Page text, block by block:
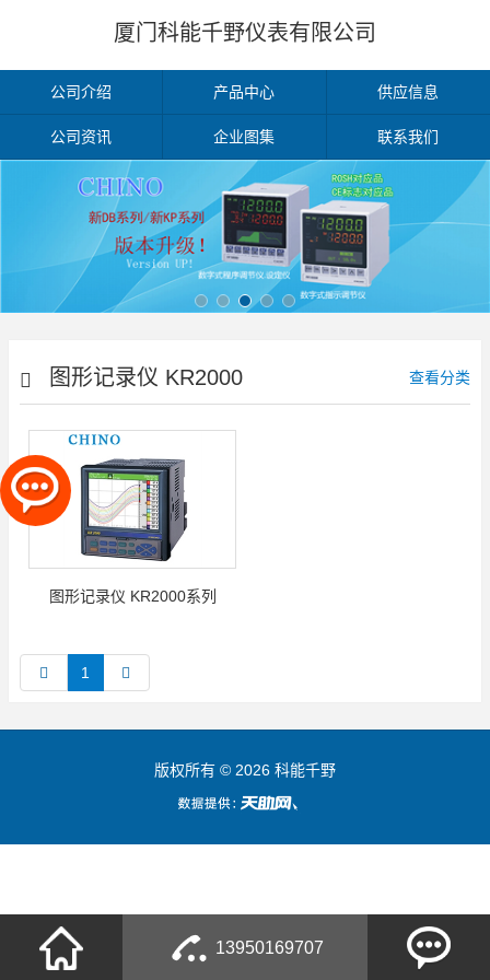
厦门科能千野仪表有限公司
公司介绍 产品中心 供应信息
公司资讯 企业图集 联系我们
图形记录仪 KR2000
系列
查看分类
图形记录仪 KR2000系列
1
13950169707
版权所有 © 2026 科能千野